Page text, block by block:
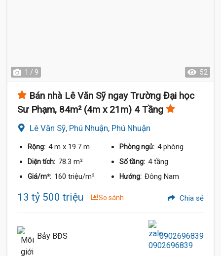
1 / 9 52
Bán nhà Lê Văn Sỹ ngay Trường Đại học
Sư Phạm, 84m² (4m x 21m) 4 Tầng
Lê Văn Sỹ, Phú Nhuận, Phú Nhuận
Rộng: 4 m x 19.7 m Phòng ngủ: 4 phòng
Diện tích: 78.3 m² Số tầng: 4 tầng
Giá/m²: 160 triệu/m² Hướng: Đông Nam
13 tỷ 500 triệu So sánh Chia sẻ
Bảy BĐS 0902696839